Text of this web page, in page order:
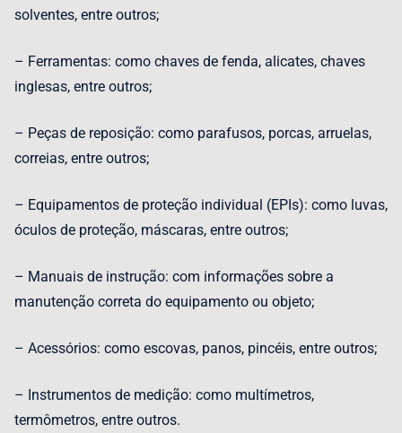
solventes, entre outros;
– Ferramentas: como chaves de fenda, alicates, chaves
inglesas, entre outros;
– Peças de reposição: como parafusos, porcas, arruelas,
correias, entre outros;
– Equipamentos de proteção individual (EPIs): como luvas,
óculos de proteção, máscaras, entre outros;
– Manuais de instrução: com informações sobre a
manutenção correta do equipamento ou objeto;
– Acessórios: como escovas, panos, pincéis, entre outros;
– Instrumentos de medição: como multímetros,
termômetros, entre outros.